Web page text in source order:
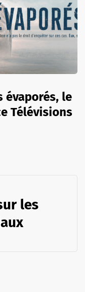
évaporés, le
Télévisions
les